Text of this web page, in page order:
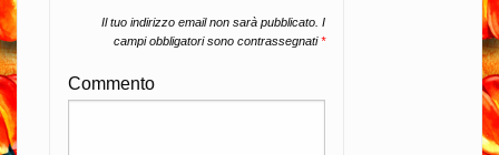
Il tuo indirizzo email non sarà pubblicato. I
campi obbligatori sono contrassegnati*
Commento